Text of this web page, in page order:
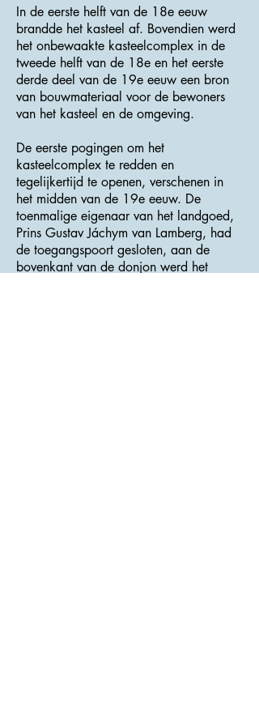
In de eerste helft van de 18e eeuw
brandde het kasteel af. Bovendien werd
het onbewaakte kasteelcomplex in de
tweede helft van de 18e en het eerste
derde deel van de 19e eeuw een bron
van bouwmateriaal voor de bewoners
van het kasteel en de omgeving.
De eerste pogingen om het
kasteelcomplex te redden en
tegelijkertijd te openen, verschenen in
het midden van de 19e eeuw. De
toenmalige eigenaar van het landgoed,
Prins Gustav Jáchym van Lamberg, had
de toegangspoort gesloten, aan de
bovenkant van de donjon werd het